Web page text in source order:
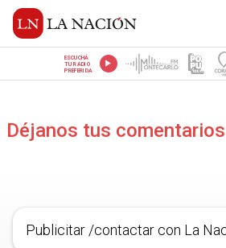
ESCUCHÁ
TU RADIO
PREFERIDA
Déjanos tus
Publicitar /contactar con La